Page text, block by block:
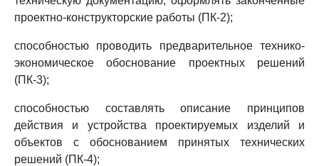
проектно-конструкторские работы (ПК-2);
способностью проводить предварительное технико-
экономическое обоснование проектных решений
(ПК-3);
способностью составлять описание принципов
действия и устройства проектируемых изделий и
объектов с обоснованием принятых технических
решений (ПК-4);